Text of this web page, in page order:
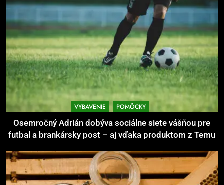
pomôcky
POMÔCKY VYBAVENIE
7
Pomôcky na cvičenie brucha
POMÔCKY VYBAVENIE
Najlepšie doplnky pre
motocyklistov na dlhé trasy
ENERGIA VYBAVENIE
1
VYBAVENIE POMÔCKY
Osemročný Adrián dobýva sociálne siete vášňou pre
futbal a brankársky post – aj vďaka produktom z Temu